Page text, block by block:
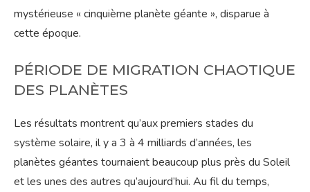
mystérieuse « cinquième planète géante », disparue à
cette époque.
PÉRIODE DE MIGRATION CHAOTIQUE
DES PLANÈTES
Les résultats montrent qu’aux premiers stades du
système solaire, il y a 3 à 4 milliards d’années, les
planètes géantes tournaient beaucoup plus près du Soleil
et les unes des autres qu’aujourd’hui. Au fil du temps,